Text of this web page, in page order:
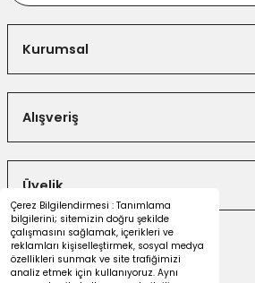
Çerez Bilgilendirmesi : Tanımlama
bilgilerini; sitemizin doğru şekilde
çalışmasını sağlamak, içerikleri ve
reklamları kişiselleştirmek, sosyal medya
özellikleri sunmak ve site trafiğimizi
analiz etmek için kullanıyoruz. Aynı
Kurumsal
Alışveriş
Üyelik